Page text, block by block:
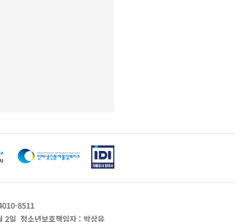
8511
2일 청소년보호책임자 : 박상유